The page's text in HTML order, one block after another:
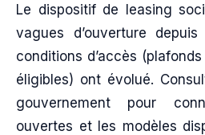
Le dispositif de leasing
vagues d’ouverture
conditions d’accès
éligibles) ont évolué.
gouvernement pour
ouvertes et les modèles